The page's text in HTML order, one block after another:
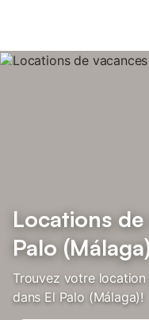
Locations
Palo
Trouvez votre
dans El Palo (Málaga)!